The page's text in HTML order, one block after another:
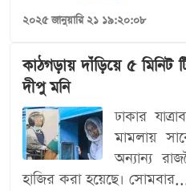
২০২৫ জানুয়ারি ২১ ১৯:২০:০৮
কাঠগড়ায় দাঁড়িয়ে ৫ মিনিট
দীপু মনি
ঢাকার
মামলায়
অন্যান্য
হাজির করা হয়েছে।